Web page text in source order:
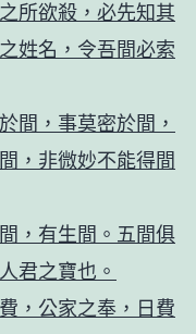
所欲殺，必先知其
姓名，令吾間必索
間，事莫密於間，
，非微妙不能得間
，有生間。五間俱
君之寶也。
，公家之奉，日費